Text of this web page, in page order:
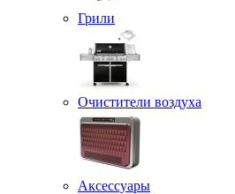
Грили
Очистители воздуха
Аксессуары